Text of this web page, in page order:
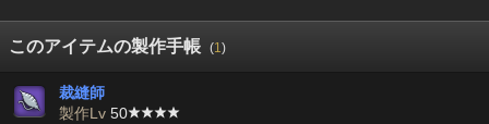
このアイテムの製作手帳 (1)
裁縫師
製作Lv 50